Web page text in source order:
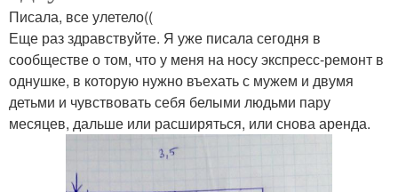
Писала, все улетело((
Еще раз здравствуйте. Я уже писала сегодня в
сообществе о том, что у меня на носу экспресс-ремонт в
однушке, в которую нужно въехать с мужем и двумя
детьми и чувствовать себя белыми людьми пару
месяцев, дальше или расширяться, или снова аренда.